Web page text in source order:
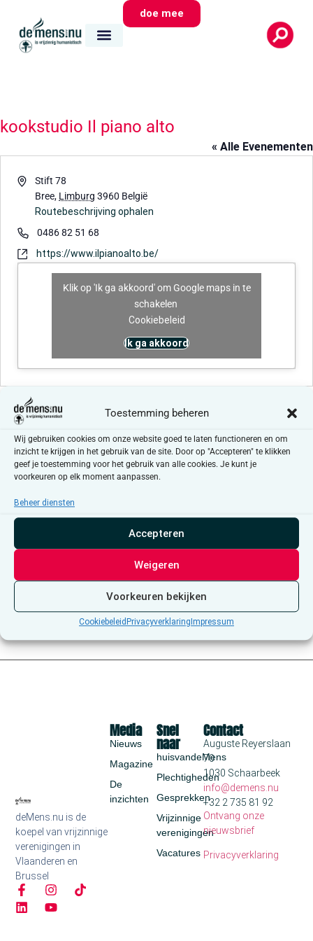
Toestemming beheren
Wij gebruiken cookies om onze website goed te laten functioneren en om
inzicht te krijgen in het gebruik van de site. Door op "Accepteren" te klikken
geef je toestemming voor het gebruik van alle cookies. Je kunt je
voorkeuren op elk moment aanpassen.
Beheer diensten
Accepteren
Weigeren
Voorkeuren bekijken
Cookiebeleid Privacyverklaring Impressum
doe mee
kookstudio Il piano alto
« Alle Evenementen
AdresStift 78
Bree, Limburg 3960 België
Routebeschrijving ophalen
Telefoon0486 82 51 68
Websitehttps://www.ilpianoalto.be/
Klik op 'Ik ga akkoord' om Google maps in te
schakelen
Cookiebeleid
Ik ga akkoord
Evenementen at this locatie
BerichtEr zijn geen resultaten gevonden.
Aankomende
Selecteer
een
datum.VorigeEvenementen Vandaag Volgende
Abonneer op kalender
deMens.nu is de
koepel van vrijzinnige
verenigingen in
Vlaanderen en
Brussel
Snel
naar
huisvandeMens
Plechtigheden
Gesprekken
Vrijzinnige
verenigingen
Vacatures
Media
Nieuws
Magazine
De
inzichten
Contact
Auguste Reyerslaan
70
1030 Schaarbeek
info@demens.nu
+32 2 735 81 92
Ontvang onze
nieuwsbrief
Privacyverklaring